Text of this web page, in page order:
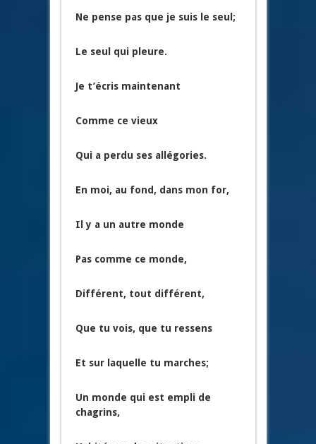
Ne pense pas que je suis le seul;
Le seul qui pleure.
Je t’écris maintenant
Comme ce vieux
Qui a perdu ses allégories.
En moi, au fond, dans mon for,
Il y a un autre monde
Pas comme ce monde,
Différent, tout différent,
Que tu vois, que tu ressens
Et sur laquelle tu marches;
Un monde qui est empli de
chagrins,